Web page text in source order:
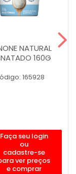
NATURAL
160G
165928
Faça seu login
ou
cadastre-se
ver preços
e comprar